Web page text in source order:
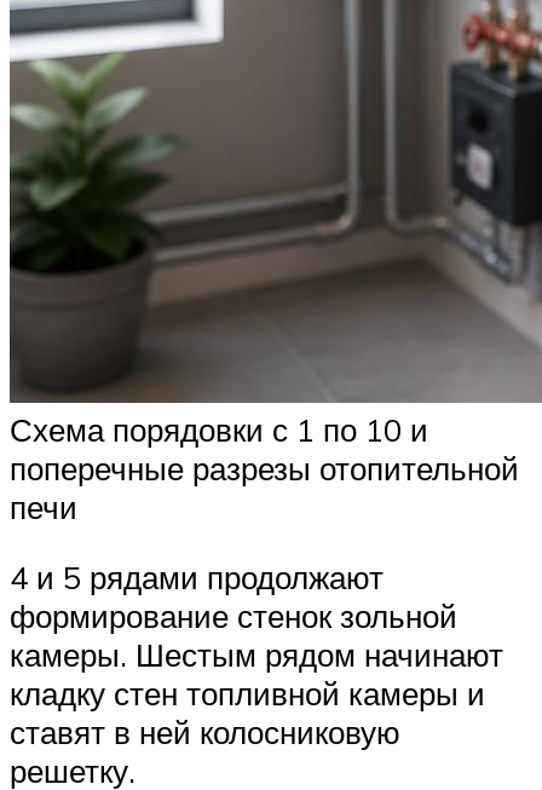
Схема порядовки с 1 по 10 и
поперечные разрезы отопительной
печи
4 и 5 рядами продолжают
формирование стенок зольной
камеры. Шестым рядом начинают
кладку стен топливной камеры и
ставят в ней колосниковую
решетку.